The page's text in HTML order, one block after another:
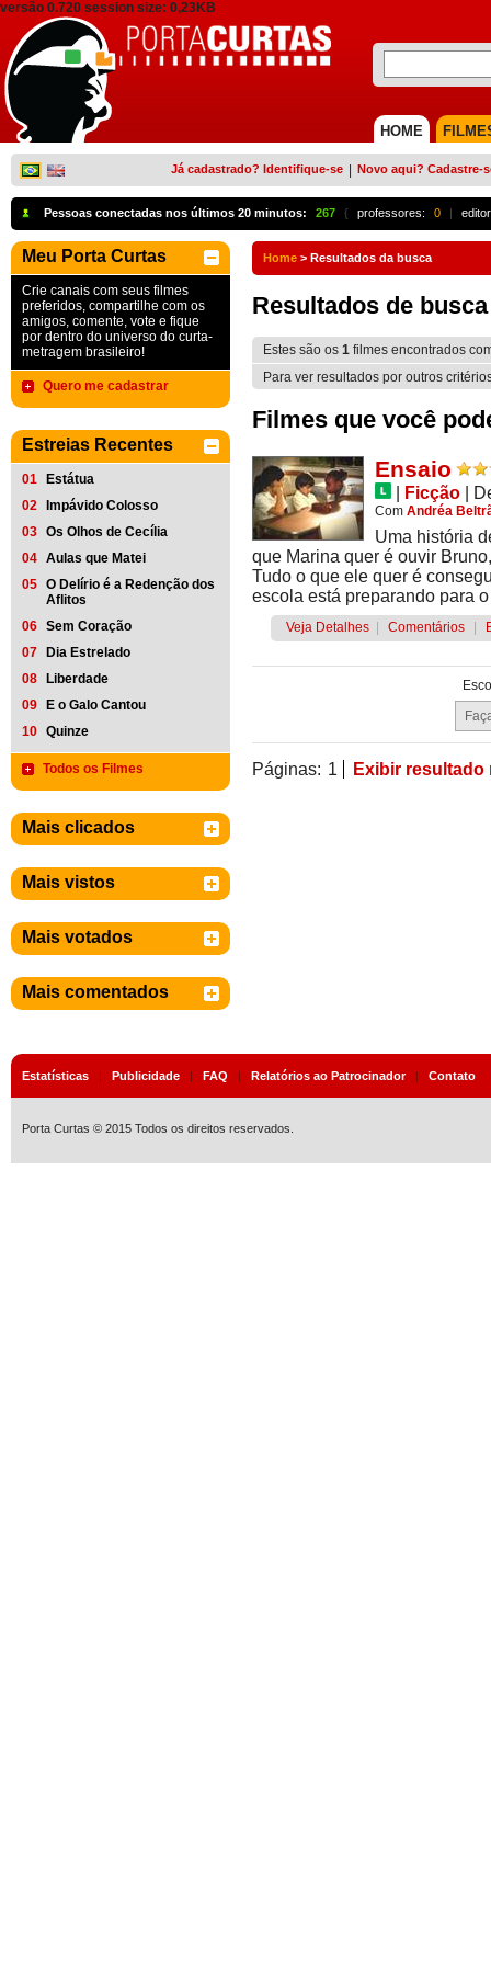
versão 0.720 session size: 0,23KB
HOME
Já cadastrado? Identifique-se Novo aqui? Cadastre-
Pessoas conectadas nos últimos 20 minutos: 267 { professores: 0 |
Meu Porta Curtas
Crie canais com seus filmes
preferidos, compartilhe com os
amigos, comente, vote e fique
por dentro do universo do curta-
metragem brasileiro!
Quero me cadastrar
Estreias Recentes
01
Estátua
02
Impávido Colosso
03 Os Olhos de Cecília
04 Aulas que Matei
05 O Delírio é a Redenção dos
Aflitos
06 Sem Coração
07
Dia Estrelado
08
Liberdade
09
E o Galo Cantou
10 Quinze
Todos os Filmes
Mais clicados
Mais vistos
Mais votados
Mais comentados
Home > Resultados da busca
Resultados de busca
Estes são os 1 filmes encontrados
Para ver resultados por outros
Filmes que você
Ensaio
Ficção
Com Andréa
Uma história
que Marina quer é ouvir
Tudo o que ele quer é
escola está preparando para
Veja Detalhes Comentários
Páginas: 1 Exibir resultado
Estatísticas | Publicidade | FAQ | Relatórios ao Patrocinador| Contato
Porta Curtas © 2015 Todos os direitos reservados.